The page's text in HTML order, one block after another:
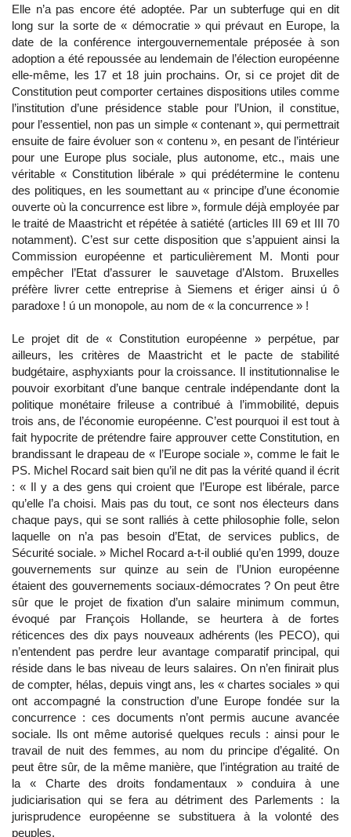
Elle n’a pas encore été adoptée. Par un subterfuge qui en dit
long sur la sorte de « démocratie » qui prévaut en Europe, la
date de la conférence intergouvernementale préposée à son
adoption a été repoussée au lendemain de l’élection européenne
elle-même, les 17 et 18 juin prochains. Or, si ce projet dit de
Constitution peut comporter certaines dispositions utiles comme
l’institution d’une présidence stable pour l’Union, il constitue,
pour l’essentiel, non pas un simple « contenant », qui permettrait
ensuite de faire évoluer son « contenu », en pesant de l’intérieur
pour une Europe plus sociale, plus autonome, etc., mais une
véritable « Constitution libérale » qui prédétermine le contenu
des politiques, en les soumettant au « principe d’une économie
ouverte où la concurrence est libre », formule déjà employée par
le traité de Maastricht et répétée à satiété (articles III 69 et III 70
notamment). C’est sur cette disposition que s’appuient ainsi la
Commission européenne et particulièrement M. Monti pour
empêcher l’Etat d’assurer le sauvetage d’Alstom. Bruxelles
préfère livrer cette entreprise à Siemens et ériger ainsi ú ô
paradoxe ! ú un monopole, au nom de « la concurrence » !
Le projet dit de « Constitution européenne » perpétue, par
ailleurs, les critères de Maastricht et le pacte de stabilité
budgétaire, asphyxiants pour la croissance. Il institutionnalise le
pouvoir exorbitant d’une banque centrale indépendante dont la
politique monétaire frileuse a contribué à l’immobilité, depuis
trois ans, de l’économie européenne. C’est pourquoi il est tout à
fait hypocrite de prétendre faire approuver cette Constitution, en
brandissant le drapeau de « l’Europe sociale », comme le fait le
PS. Michel Rocard sait bien qu’il ne dit pas la vérité quand il écrit
: « Il y a des gens qui croient que l’Europe est libérale, parce
qu’elle l’a choisi. Mais pas du tout, ce sont nos électeurs dans
chaque pays, qui se sont ralliés à cette philosophie folle, selon
laquelle on n’a pas besoin d’Etat, de services publics, de
Sécurité sociale. » Michel Rocard a-t-il oublié qu’en 1999, douze
gouvernements sur quinze au sein de l’Union européenne
étaient des gouvernements sociaux-démocrates ? On peut être
sûr que le projet de fixation d’un salaire minimum commun,
évoqué par François Hollande, se heurtera à de fortes
réticences des dix pays nouveaux adhérents (les PECO), qui
n’entendent pas perdre leur avantage comparatif principal, qui
réside dans le bas niveau de leurs salaires. On n’en finirait plus
de compter, hélas, depuis vingt ans, les « chartes sociales » qui
ont accompagné la construction d’une Europe fondée sur la
concurrence : ces documents n’ont permis aucune avancée
sociale. Ils ont même autorisé quelques reculs : ainsi pour le
travail de nuit des femmes, au nom du principe d’égalité. On
peut être sûr, de la même manière, que l’intégration au traité de
la « Charte des droits fondamentaux » conduira à une
judiciarisation qui se fera au détriment des Parlements : la
jurisprudence européenne se substituera à la volonté des
peuples.